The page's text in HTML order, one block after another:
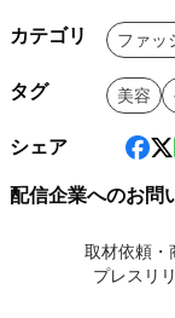
カテゴリ ファッ
タグ 美容
シェア
配信企業へのお問
取材依頼・
プレスリ